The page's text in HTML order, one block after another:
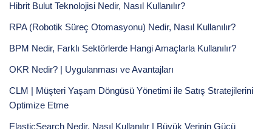
Hibrit Bulut Teknolojisi Nedir, Nasıl Kullanılır?
RPA (Robotik Süreç Otomasyonu) Nedir, Nasıl Kullanılır?
BPM Nedir, Farklı Sektörlerde Hangi Amaçlarla Kullanılır?
OKR Nedir? | Uygulanması ve Avantajları
CLM | Müşteri Yaşam Döngüsü Yönetimi ile Satış Stratejilerini
Optimize Etme
ElasticSearch Nedir, Nasıl Kullanılır | Büyük Verinin Gücü